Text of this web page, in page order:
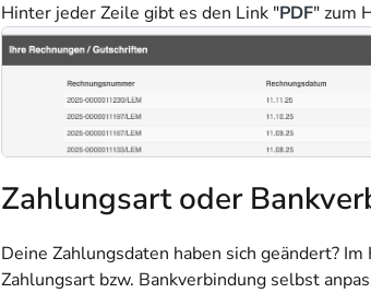
Hinter jeder Zeile gibt es den Link "PDF" zum
Zahlungsart oder
Deine Zahlungsdaten haben sich geändert?
Zahlungsart bzw. Bankverbindung selbst